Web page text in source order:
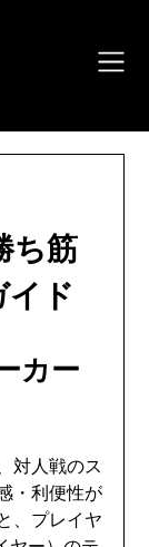
ち筋
イド
カー
対人戦のス
・利便性が
、プレイヤ